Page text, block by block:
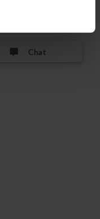
Chat